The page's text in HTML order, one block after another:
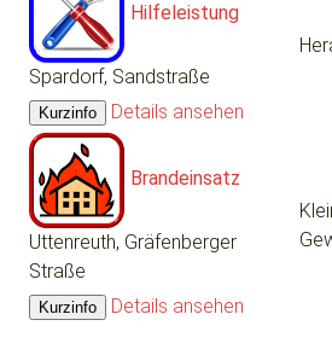
Hilfeleistung
Spardorf, Sandstraße
Details ansehen
Brandeinsatz
Uttenreuth, Gräfenberger
Straße
Details ansehen